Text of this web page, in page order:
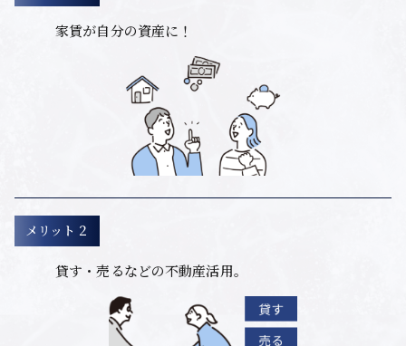
家賃が自分の資産に！
メリット２
貸す・売るなどの不動産活用。